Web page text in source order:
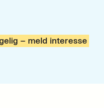
– meld interesse